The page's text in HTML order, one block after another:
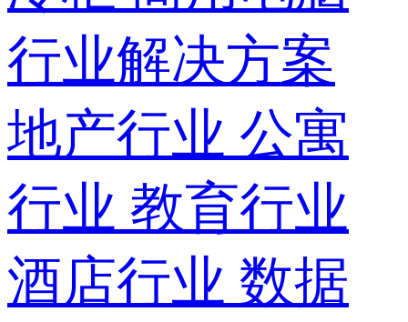
行业解决方案
地产行业 公寓
行业 教育行业
酒店行业 数据